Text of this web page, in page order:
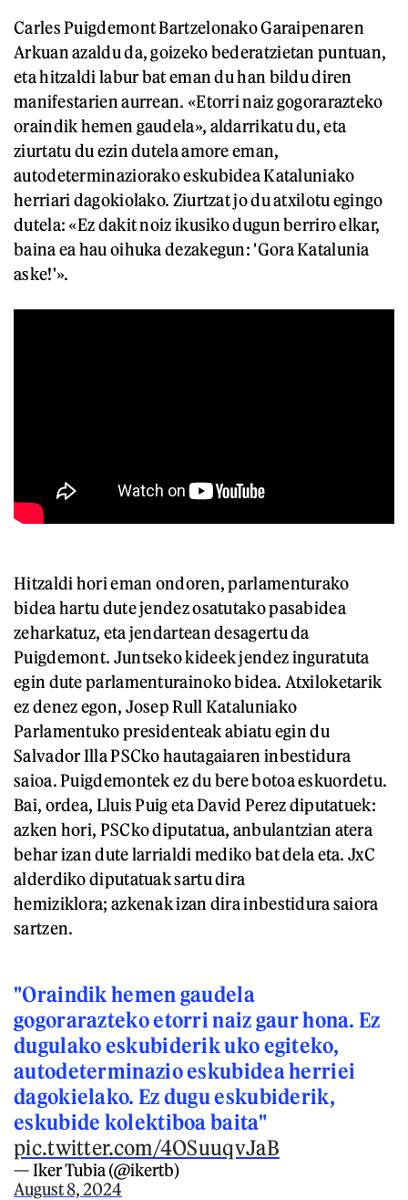
Carles Puigdemont Bartzelonako Garaipenaren
Arkuan azaldu da, goizeko bederatzietan puntuan,
eta hitzaldi labur bat eman du han bildu diren
manifestarien aurrean. «Etorri naiz gogorarazteko
oraindik hemen gaudela», aldarrikatu du, eta
ziurtatu du ezin dutela amore eman,
autodeterminaziorako eskubidea Kataluniako
herriari dagokiolako. Ziurtzat jo du atxilotu egingo
dutela: «Ez dakit noiz ikusiko dugun berriro elkar,
baina ea hau oihuka dezakegun: 'Gora Katalunia
aske!'».
Hitzaldi hori eman ondoren, parlamenturako
bidea hartu dute jendez osatutako pasabidea
zeharkatuz, eta jendartean desagertu da
Puigdemont. Juntseko kideek jendez inguratuta
egin dute parlamenturainoko bidea. Atxiloketarik
ez denez egon, Josep Rull Kataluniako
Parlamentuko presidenteak abiatu egin du
Salvador Illa PSCko hautagaiaren inbestidura
saioa. Puigdemontek ez du bere botoa eskuordetu.
Bai, ordea, Lluis Puig eta David Perez diputatuek:
azken hori, PSCko diputatua, anbulantzian atera
behar izan dute larrialdi mediko bat dela eta. JxC
alderdiko diputatuak sartu dira
hemiziklora; azkenak izan dira inbestidura saiora
sartzen.
"Oraindik hemen gaudela
gogorarazteko etorri naiz gaur hona. Ez
dugulako eskubiderik uko egiteko,
autodeterminazio eskubidea herriei
dagokielako. Ez dugu eskubiderik,
eskubide kolektiboa baita"
pic.twitter.com/4OSuuqvJaB
— Iker Tubia (@ikertb)
August 8, 2024